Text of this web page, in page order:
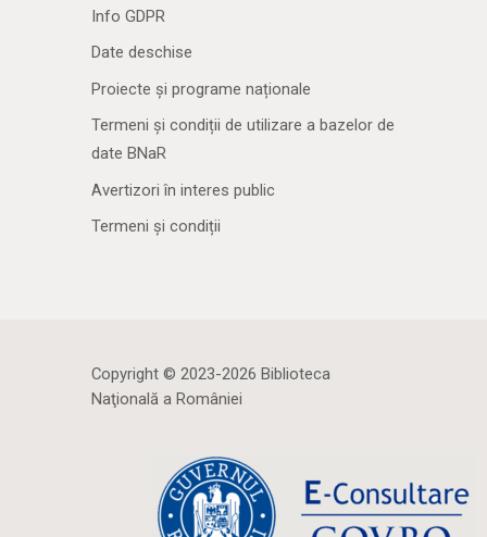
Info GDPR
Date deschise
Proiecte și programe naționale
Termeni și condiții de utilizare a bazelor de
date BNaR
Avertizori în interes public
Termeni și condiții
Copyright © 2023-2026 Biblioteca
Naţională a României